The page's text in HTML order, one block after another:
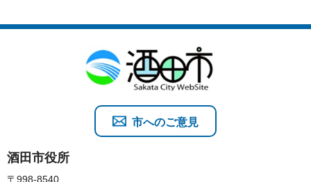
酒田市役所
〒998-8540
市へのご意見